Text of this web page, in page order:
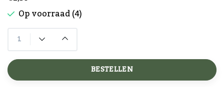
Op voorraad (4)
BESTELLEN